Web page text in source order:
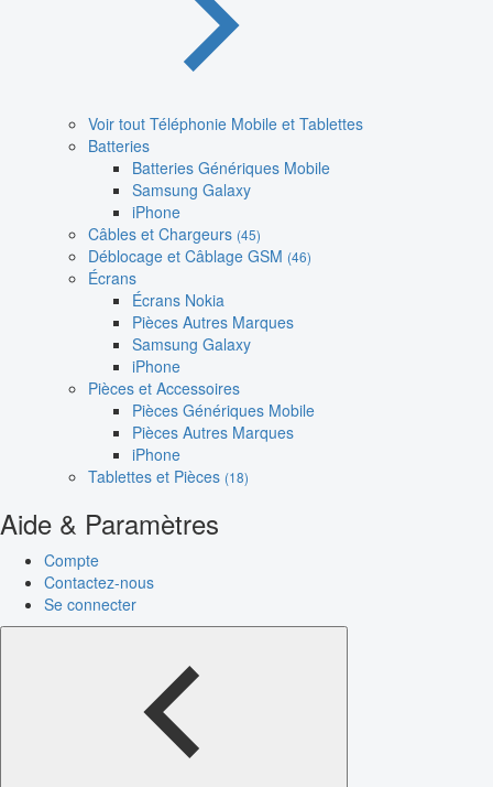
Voir tout Téléphonie Mobile et Tablettes
Batteries
Batteries Génériques Mobile
Samsung Galaxy
iPhone
Câbles et Chargeurs (45)
Déblocage et Câblage GSM (46)
Écrans
Écrans Nokia
Pièces Autres Marques
Samsung Galaxy
iPhone
Pièces et Accessoires
Pièces Génériques Mobile
Pièces Autres Marques
iPhone
Tablettes et Pièces (18)
Aide & Paramètres
Compte
Contactez-nous
Se connecter